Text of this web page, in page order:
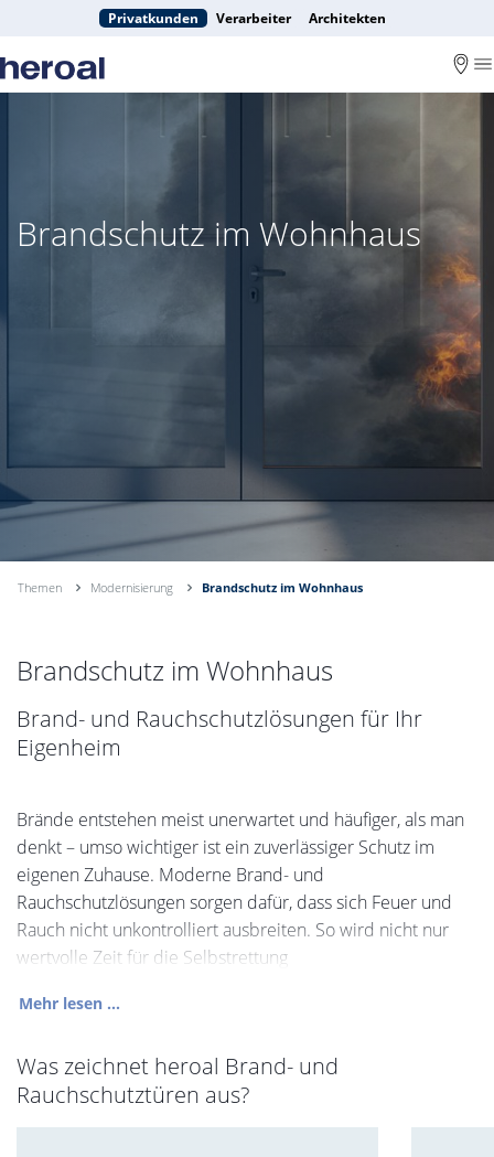
Privatkunden Verarbeiter Architekten
Brandschutz im Wohnhaus
Themen Modernisierung Brandschutz im Wohnhaus
Brandschutz im Wohnhaus
Brand- und Rauchschutzlösungen für Ihr
Eigenheim
Brände entstehen meist unerwartet und häufiger, als man
denkt – umso wichtiger ist ein zuverlässiger Schutz im
eigenen Zuhause. Moderne Brand- und
Rauchschutzlösungen sorgen dafür, dass sich Feuer und
Rauch nicht unkontrolliert ausbreiten. So wird nicht nur
wertvolle Zeit für die Selbstrettung
Mehr lesen ...
Was zeichnet heroal Brand- und
Rauchschutztüren aus?